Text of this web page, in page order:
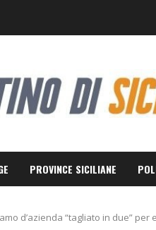
PROVINCE SICILIANE
d’azienda “tagliato in due”